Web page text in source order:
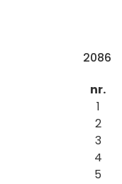
2086
nr.
1
2
3
4
5